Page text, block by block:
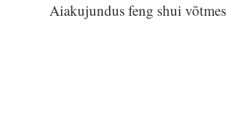
Aiakujundus feng shui võtmes